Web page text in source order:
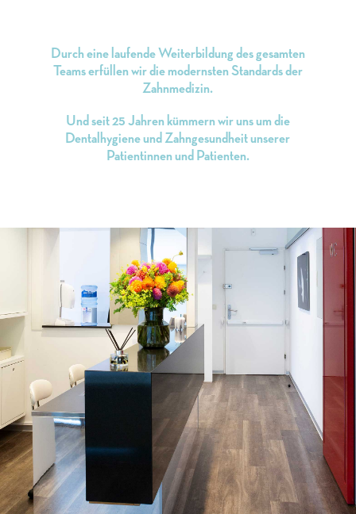
Durch eine laufende Weiterbildung des gesamten
Teams erfüllen wir die modernsten Standards der
Zahnmedizin.
Und seit 25 Jahren kümmern wir uns um die
Dentalhygiene und Zahngesundheit unserer
Patientinnen und Patienten.